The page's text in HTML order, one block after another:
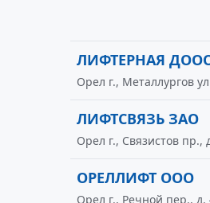
ЛИФТЕРНАЯ
Орел г., Металлургов
ЛИФТСВЯЗЬ ЗАО
Орел г., Связистов пр.,
ОРЕЛЛИФТ ООО
Орел г., Речной пер., д.